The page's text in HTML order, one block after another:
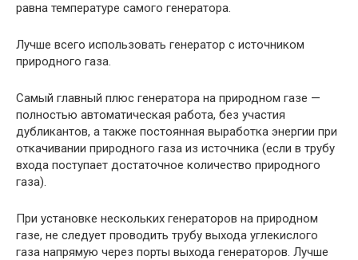
равна температуре самого генератора.
Лучше всего использовать генератор с источником
природного газа.
Самый главный плюс генератора на природном газе —
полностью автоматическая работа, без участия
дубликантов, а также постоянная выработка энергии при
откачивании природного газа из источника (если в трубу
входа поступает достаточное количество природного
газа).
При установке нескольких генераторов на природном
газе, не следует проводить трубу выхода углекислого
газа напрямую через порты выхода генераторов. Лучше